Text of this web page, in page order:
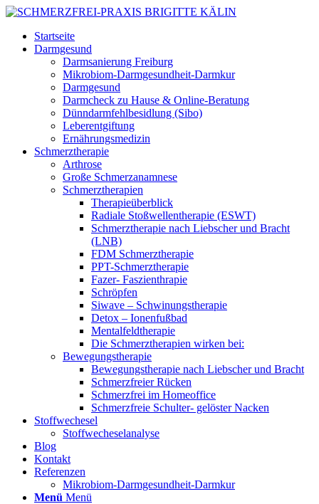
Startseite
Darmgesund
Darmsanierung Freiburg
Mikrobiom-Darmgesundheit-Darmkur
Darmgesund
Darmcheck zu Hause & Online-Beratung
Dünndarmfehlbesidlung (Sibo)
Leberentgiftung
Ernährungsmedizin
Schmerztherapie
Arthrose
Große Schmerzanamnese
Schmerztherapien
Therapieüberblick
Radiale Stoßwellentherapie (ESWT)
Schmerztherapie nach Liebscher und Bracht
(LNB)
FDM Schmerztherapie
PPT-Schmerztherapie
Fazer- Faszienthrapie
Schröpfen
Siwave – Schwinungstherapie
Detox – Ionenfußbad
Mentalfeldtherapie
Die Schmerztherapien wirken bei:
Bewegungstherapie
Bewegungstherapie nach Liebscher und Bracht
Schmerzfreier Rücken
Schmerzfrei im Homeoffice
Schmerzfreie Schulter- gelöster Nacken
Stoffwechesel
Stoffwecheselanalyse
Blog
Kontakt
Referenzen
Mikrobiom-Darmgesundheit-Darmkur
Menü Menü